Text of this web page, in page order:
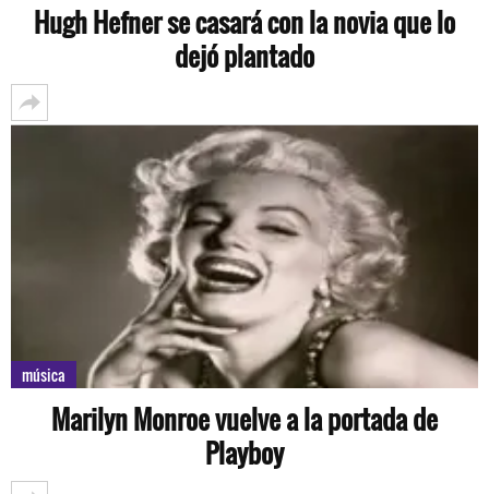
Hugh Hefner se casará con la novia que lo
dejó plantado
música
Marilyn Monroe vuelve a la portada de
Playboy